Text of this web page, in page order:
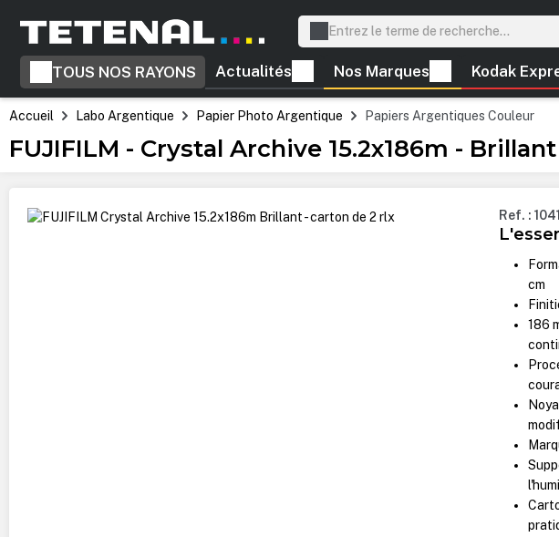
Passer à la navigation principale
TOUS NOS RAYONS Actualités Nos Marques Kodak
Accueil Labo Argentique Papier Photo Argentique Papiers Argentiques Couleur
FUJIFILM - Crystal Archive 15.2x186m -
Ignorer la galerie d'images Ref. :
cm
186